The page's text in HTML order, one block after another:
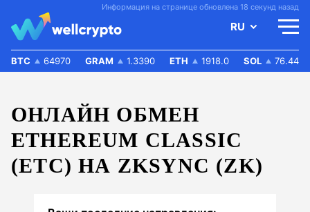
Информация на странице обновлена 18 секунд назад
RU
BTC 64970 GRAM 1.3390 ETH 1918.0 SOL 76.44
ОНЛАЙН ОБМЕН
ETHEREUM CLASSIC
(ETC) НА ZKSYNC (ZK)